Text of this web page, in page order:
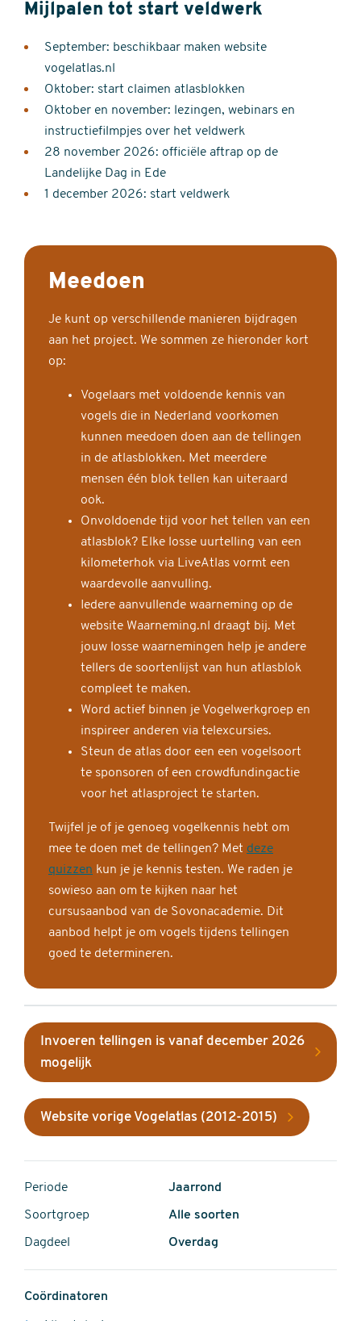
Mijlpalen tot start veldwerk
September: beschikbaar maken website
vogelatlas.nl
Oktober: start claimen atlasblokken
Oktober en november: lezingen, webinars en
instructiefilmpjes over het veldwerk
28 november 2026: officiële aftrap op de
Landelijke Dag in Ede
1 december 2026: start veldwerk
Meedoen
Je kunt op verschillende manieren bijdragen
aan het project. We sommen ze hieronder kort
op:
Vogelaars met voldoende kennis van
vogels die in Nederland voorkomen
kunnen meedoen doen aan de tellingen
in de atlasblokken. Met meerdere
mensen één blok tellen kan uiteraard
ook.
Onvoldoende tijd voor het tellen van een
atlasblok? Elke losse uurtelling van een
kilometerhok via LiveAtlas vormt een
waardevolle aanvulling.
Iedere aanvullende waarneming op de
website Waarneming.nl draagt bij. Met
jouw losse waarnemingen help je andere
tellers de soortenlijst van hun atlasblok
compleet te maken.
Word actief binnen je Vogelwerkgroep en
inspireer anderen via telexcursies.
Steun de atlas door een een vogelsoort
te sponsoren of een crowdfundingactie
voor het atlasproject te starten.
Twijfel je of je genoeg vogelkennis hebt om
mee te doen met de tellingen? Met deze
quizzen kun je je kennis testen. We raden je
sowieso aan om te kijken naar het
cursusaanbod van de Sovonacademie. Dit
aanbod helpt je om vogels tijdens tellingen
goed te determineren.
Invoeren tellingen is vanaf december 2026
mogelijk
Website vorige Vogelatlas (2012-2015)
Periode Jaarrond
Soortgroep Alle soorten
Dagdeel Overdag
Coördinatoren